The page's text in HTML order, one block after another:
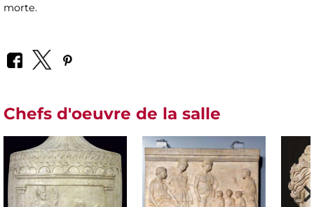
morte.
Chefs d'oeuvre de la salle